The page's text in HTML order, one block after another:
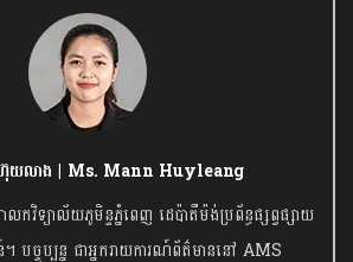
ហ៊ុយលាង | Ms. Mann Huyleang
លកវិទ្យាល័យភូមិន្ទភ្នំពេញ ដេប៉ាតឺម៉ង់ប្រព័ន្ធផ្សព្វផ្សាយ
បច្ចុប្បន្ន ជាអ្នករាយការណ៍ព័ត៌មាននៅ AMS